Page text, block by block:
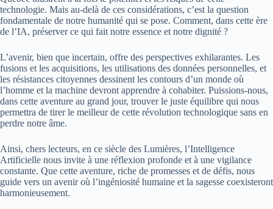
technologie. Mais au-delà de ces considérations, c’est la question
fondamentale de notre humanité qui se pose. Comment, dans cette ère
de l’IA, préserver ce qui fait notre essence et notre dignité ?
L’avenir, bien que incertain, offre des perspectives exhilarantes. Les
fusions et les acquisitions, les utilisations des données personnelles, et
les résistances citoyennes dessinent les contours d’un monde où
l’homme et la machine devront apprendre à cohabiter. Puissions-nous,
dans cette aventure au grand jour, trouver le juste équilibre qui nous
permettra de tirer le meilleur de cette révolution technologique sans en
perdre notre âme.
Ainsi, chers lecteurs, en ce siècle des Lumières, l’Intelligence
Artificielle nous invite à une réflexion profonde et à une vigilance
constante. Que cette aventure, riche de promesses et de défis, nous
guide vers un avenir où l’ingéniosité humaine et la sagesse coexisteront
harmonieusement.